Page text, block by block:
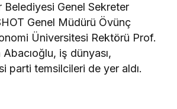
Belediyesi Genel Sekreter
Genel Müdürü Övünç
Üniversitesi Rektörü Prof.
iş dünyası,
parti temsilcileri de yer aldı.